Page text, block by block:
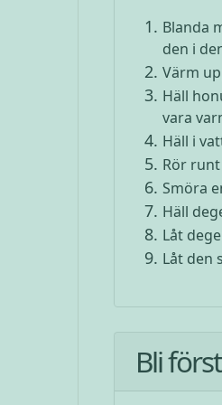
Blanda
den i
Värm
Häll
vara
Häll i
Rör
Smöra
Häll
Låt
Låt den
Bli